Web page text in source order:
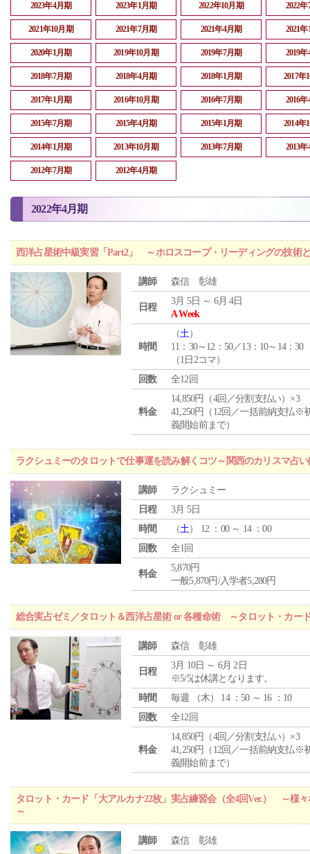
2023年4月期 2023年1月期 2022年10月期 2022
2021年10月期 2021年7月期 2021年4月期 2021
2020年1月期 2019年10月期 2019年7月期 2019
2018年7月期 2018年4月期 2018年1月期 2017年
2017年1月期 2016年10月期 2016年7月期 2016
2015年7月期 2015年4月期 2015年1月期 2014年
2014年1月期 2013年10月期 2013年7月期 2013
2012年7月期 2012年4月期
2022年4月期
西洋占星術中級実習「Part2」 ～ホロスコープ・リーディングの技術
講師 森信 彰雄
日程
3月 5日 ～ 6月 4日
A Week
時間
（土）
11：30～12：50／13：10～14：30
（1日2コマ）
回数
全12回
料金
14,850円（4回／分割支払い）×3
41,250円（12回／一括前納支払※
義開始前まで）
ラクシュミーのタロットで仕事運を読み解くコツ～関西のカリスマ占
講師
ラクシュミー
日程
3月 5日
時間
（土） 12 ：00 ～ 14 ：00
回数
全1回
料金
5,870円
一般5,870円/入学者5,280円
総合実占ゼミ／タロット＆西洋占星術 or 各種命術 ～タロット・カー
講師 森信 彰雄
日程
3月 10日 ～ 6月 2日
※5/5は休講となります。
時間
毎週 （木） 14 ：50 ～ 16 ：10
回数
全12回
料金
14,850円（4回／分割支払い）×3
41,250円（12回／一括前納支払※
義開始前まで）
タロット・カード「大アルカナ22枚」実占練習会（全4回Ver.） ～様
～
講師 森信 彰雄